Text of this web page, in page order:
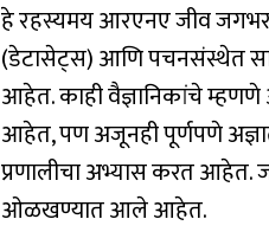
हे रहस्यमय आरएनए जीव
(डेटासेट्स) आणि पचनसंस्थेत
आहेत. काही वैज्ञानिकांचे म्हणणे
आहेत, पण अजूनही पूर्णपणे
प्रणालीचा अभ्यास करत आहेत.
ओळखण्यात आले आहेत.